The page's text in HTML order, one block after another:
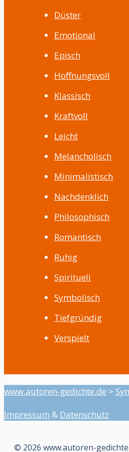
Düster
Emotional
Episch
Hoffnungsvoll
Klassisch
Kraftvoll
Leicht
Melancholisch
Minimalistisch
Nachdenklich
Philosophisch
Romantisch
Ruhig
Spirituell
Symbolisch
Tiefgründig
Verspielt
www.autoren-gedichte.de >
Impressum & Datenschutz
© 2026 www.autoren-